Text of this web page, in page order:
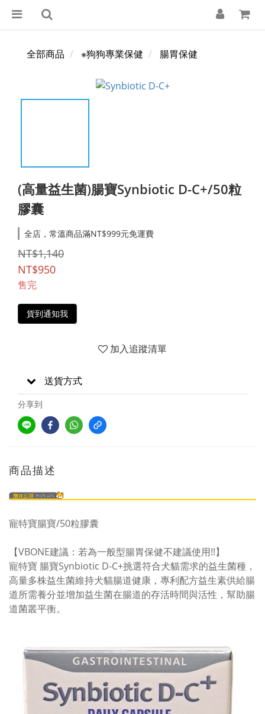
全部商品 ※狗狗專業保健 腸胃保健
(高量益生菌)腸寶Synbiotic D-C+/50粒
膠囊
全店，常溫商品滿NT$999元免運費
NT$1,140
NT$950
售完
貨到通知我
加入追蹤清單
送貨方式
分享到
商品描述
寵特寶腸寶/50粒膠囊
【VBONE建議：若為一般型腸胃保健不建議使用!!】
寵特寶 腸寶Synbiotic D-C+挑選符合犬貓需求的益生菌種，
高量多株益生菌維持犬貓腸道健康，專利配方益生素供給腸
道所需養分並增加益生菌在腸道的存活時間與活性，幫助腸
道菌叢平衡。